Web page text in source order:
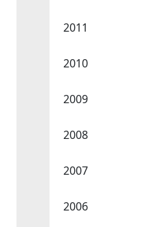
2011
2010
2009
2008
2007
2006